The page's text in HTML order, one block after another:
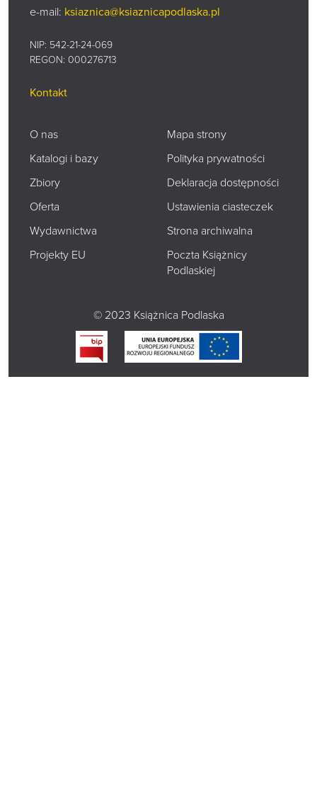
e-mail: ksiaznica@ksiaznicapodlaska.pl
NIP: 542-21-24-069
REGON: 000276713
Kontakt
O nas
Katalogi i bazy
Zbiory
Oferta
Wydawnictwa
Projekty EU
Mapa strony
Polityka prywatności
Deklaracja dostępności
Ustawienia ciasteczek
Strona archiwalna
Poczta Książnicy
Podlaskiej
© 2023 Książnica Podlaska